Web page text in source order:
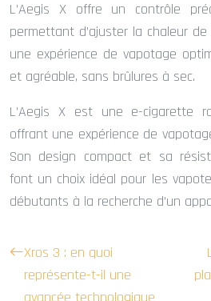
L’Aegis X offre un contrôle
permettant d’ajuster la chaleur
une expérience de vapotage
et agréable, sans brûlures à sec.
L’Aegis X est une e-cigarette
offrant une expérience de
Son design compact et sa
font un choix idéal pour les
débutants à la recherche d’un
Xros 3 : en quoi
représente-t-il une
avancée technologique